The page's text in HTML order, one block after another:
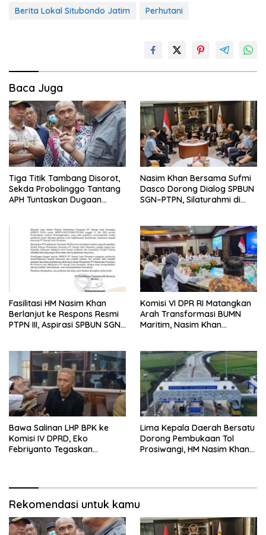
Berita Lokal Situbondo Jatim Perhutani
Baca Juga
Tiga Titik Tambang Disorot,
Sekda Probolinggo Tantang
APH Tuntaskan Dugaan
Nasim Khan Bersama Sufmi
Dasco Dorong Dialog SPBUN
SGN–PTPN, Silaturahmi di
Fasilitasi HM Nasim Khan
Berlanjut ke Respons Resmi
PTPN III, Aspirasi SPBUN SGN
Direksi
Komisi VI DPR RI Matangkan
Arah Transformasi BUMN
Maritim, Nasim Khan
Bawa Salinan LHP BPK ke
Komisi IV DPRD, Eko
Febriyanto Tegaskan
Lima Kepala Daerah Bersatu
Dorong Pembukaan Tol
Prosiwangi, HM Nasim Khan
Rekomendasi untuk kamu